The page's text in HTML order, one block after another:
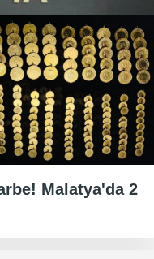
Malatya'da 2